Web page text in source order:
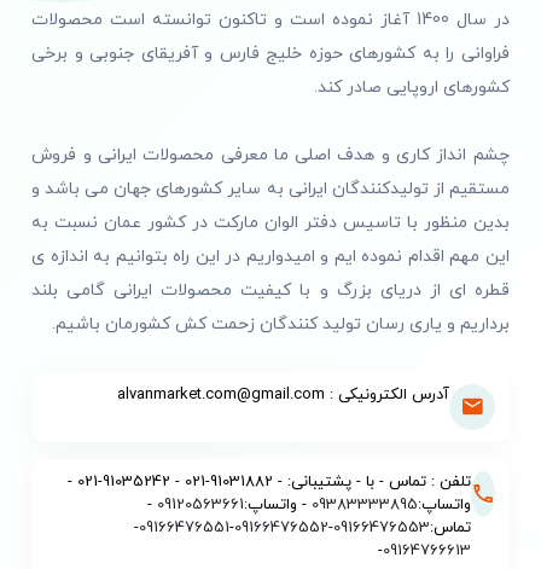
در سال 1400 آغاز نموده است و تاکنون توانسته است محصولات
فراوانی را به کشورهای حوزه خلیج فارس و آفریقای جنوبی و برخی
کشورهای اروپایی صادر کند.
چشم انداز کاری و هدف اصلی ما معرفی محصولات ایرانی و فروش
مستقیم از تولیدکنندگان ایرانی به سایر کشورهای جهان می باشد و
بدین منظور با تاسیس دفتر الوان مارکت در کشور عمان نسبت به
این مهم اقدام نموده ایم و امیدواریم در این راه بتوانیم به اندازه ی
قطره ای از دریای بزرگ و با کیفیت محصولات ایرانی گامی بلند
برداریم و یاری رسان تولید کنندگان زحمت کش کشورمان باشیم.
آدرس الکترونیکی : alvanmarket.com@gmail.com
تلفن : تماس - با - پشتیبانی: - 91031882-021 - 91035242-021 -
واتساپ:09383333895 - واتساپ:09120563661
-
تماس:09166476553
-
09166476552
-
09166476551
-
09164766613
-